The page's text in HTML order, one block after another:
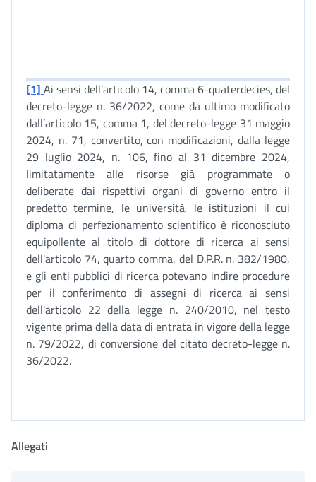
[1] Ai sensi dell’articolo 14, comma 6-quaterdecies, del
decreto-legge n. 36/2022, come da ultimo modificato
dall’articolo 15, comma 1, del decreto-legge 31 maggio
2024, n. 71, convertito, con modificazioni, dalla legge
29 luglio 2024, n. 106, fino al 31 dicembre 2024,
limitatamente alle risorse già programmate o
deliberate dai rispettivi organi di governo entro il
predetto termine, le università, le istituzioni il cui
diploma di perfezionamento scientifico è riconosciuto
equipollente al titolo di dottore di ricerca ai sensi
dell'articolo 74, quarto comma, del D.P.R. n. 382/1980,
e gli enti pubblici di ricerca potevano indire procedure
per il conferimento di assegni di ricerca ai sensi
dell'articolo 22 della legge n. 240/2010, nel testo
vigente prima della data di entrata in vigore della legge
n. 79/2022, di conversione del citato decreto-legge n.
36/2022.
Allegati